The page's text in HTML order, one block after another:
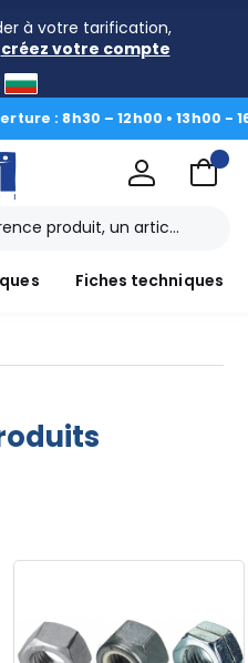
à votre tarification,
créez votre compte
– 12h00 • 13h00 - 16h30 |
Fiches techniques